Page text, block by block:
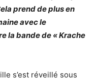
prend de plus en
avec le
la bande de « Krache
s’est réveillé sous